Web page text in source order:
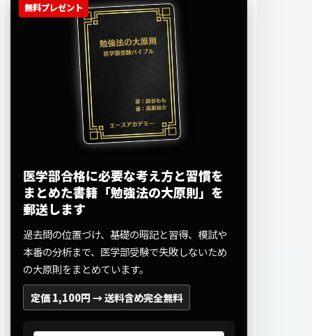
無料プレゼント
医学部合格に必要な考え方と習慣を
まとめた書籍「勉強法の大原則」を
郵送します
過去問の位置づけ、基礎の暗記と習得、模試や
本番の分析まで、医学部受験で失敗しないため
の大原則をまとめています。
定価 1,100円 →送料含め完全無料